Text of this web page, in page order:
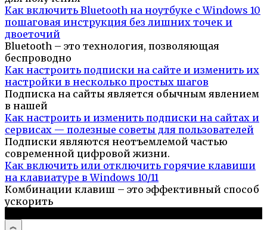
Как включить Bluetooth на ноутбуке с Windows 10
пошаговая инструкция без лишних точек и
двоеточий
Bluetooth – это технология, позволяющая
беспроводно
Как настроить подписки на сайте и изменить их
настройки в несколько простых шагов
Подписка на сайты является обычным явлением
в нашей
Как настроить и изменить подписки на сайтах и
сервисах — полезные советы для пользователей
Подписки являются неотъемлемой частью
современной цифровой жизни.
Как включить или отключить горячие клавиши
на клавиатуре в Windows 10/11
Комбинации клавиш – это эффективный способ
ускорить